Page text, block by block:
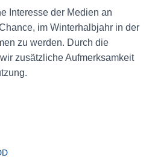
Interesse der Medien an
im Winterhalbjahr in der
zu werden. Durch die
zusätzliche Aufmerksamkeit